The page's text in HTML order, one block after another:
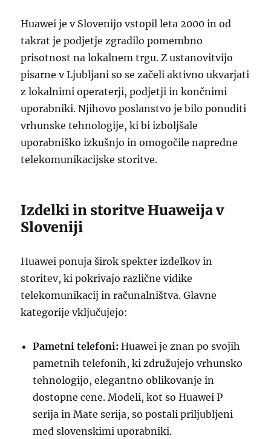
Huawei je v Slovenijo vstopil leta 2000 in od
takrat je podjetje zgradilo pomembno
prisotnost na lokalnem trgu. Z ustanovitvijo
pisarne v Ljubljani so se začeli aktivno ukvarjati
z lokalnimi operaterji, podjetji in končnimi
uporabniki. Njihovo poslanstvo je bilo ponuditi
vrhunske tehnologije, ki bi izboljšale
uporabniško izkušnjo in omogočile napredne
telekomunikacijske storitve.
Izdelki in storitve Huaweija v
Sloveniji
Huawei ponuja širok spekter izdelkov in
storitev, ki pokrivajo različne vidike
telekomunikacij in računalništva. Glavne
kategorije vključujejo:
Pametni telefoni: Huawei je znan po svojih
pametnih telefonih, ki združujejo vrhunsko
tehnologijo, elegantno oblikovanje in
dostopne cene. Modeli, kot so Huawei P
serija in Mate serija, so postali priljubljeni
med slovenskimi uporabniki.